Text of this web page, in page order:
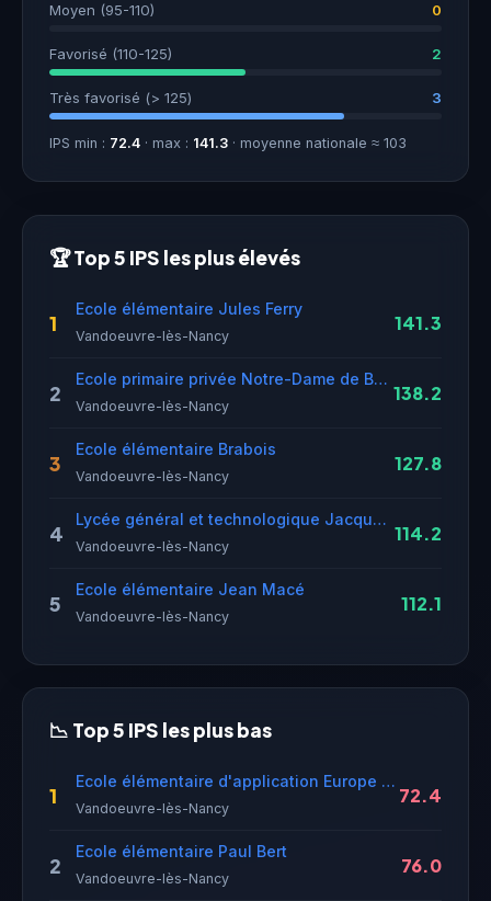
Moyen (95-110) 0
Favorisé (110-125) 2
Très favorisé (> 125) 3
IPS min : 72.4 · max : 141.3 · moyenne nationale ≈ 103
🏆 Top 5 IPS les plus élevés
1
Ecole élémentaire Jules Ferry
Vandoeuvre-lès-Nancy
141.3
2
Ecole primaire privée Notre-Dame de Bonsecours
Vandoeuvre-lès-Nancy
138.2
3
Ecole élémentaire Brabois
Vandoeuvre-lès-Nancy
127.8
4
Lycée général et technologique Jacques Callot
Vandoeuvre-lès-Nancy
114.2
5
Ecole élémentaire Jean Macé
Vandoeuvre-lès-Nancy
112.1
📉 Top 5 IPS les plus bas
1
Ecole élémentaire d'application Europe Nations
Vandoeuvre-lès-Nancy
72.4
2
Ecole élémentaire Paul Bert
Vandoeuvre-lès-Nancy
76.0